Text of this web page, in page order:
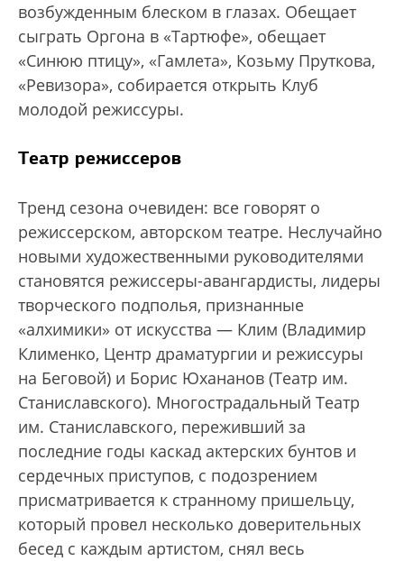
возбужденным блеском в глазах. Обещает
сыграть Оргона в «Тартюфе», обещает
«Синюю птицу», «Гамлета», Козьму Пруткова,
«Ревизора», собирается открыть Клуб
молодой режиссуры.
Театр режиссеров
Тренд сезона очевиден: все говорят о
режиссерском, авторском театре. Неслучайно
новыми художественными руководителями
становятся режиссеры-авангардисты, лидеры
творческого подполья, признанные
«алхимики» от искусства — Клим (Владимир
Клименко, Центр драматургии и режиссуры
на Беговой) и Борис Юхананов (Театр им.
Станиславского). Многострадальный Театр
им. Станиславского, переживший за
последние годы каскад актерских бунтов и
сердечных приступов, с подозрением
присматривается к странному пришельцу,
который провел несколько доверительных
бесед с каждым артистом, снял весь